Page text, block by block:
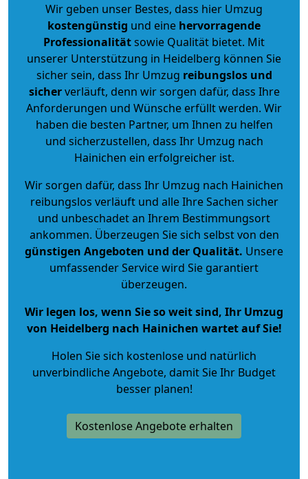
Wir geben unser Bestes, dass hier Umzug
kostengünstig und eine hervorragende
Professionalitätsowie Qualität bietet. Mit
unserer Unterstützung in Heidelberg können Sie
sicher sein, dass Ihr Umzug reibungslos und
sicherverläuft, denn wir sorgen dafür, dass Ihre
Anforderungen und Wünsche erfüllt werden. Wir
haben die besten Partner, um Ihnen zu helfen
und sicherzustellen, dass Ihr Umzug nach
Hainichen ein erfolgreicher ist.
Wir sorgen dafür, dass Ihr Umzug nach Hainichen
reibungslos verläuft und alle Ihre Sachen sicher
und unbeschadet an Ihrem Bestimmungsort
ankommen. Überzeugen Sie sich selbst von den
günstigen Angeboten und der Qualität. Unsere
umfassender Service wird Sie garantiert
überzeugen.
Wir legen los, wenn Sie so weit sind, Ihr Umzug
von Heidelberg nach Hainichen wartet auf Sie!
Holen Sie sich kostenlose und natürlich
unverbindliche Angebote, damit Sie Ihr Budget
besser planen!
Kostenlose Angebote erhalten